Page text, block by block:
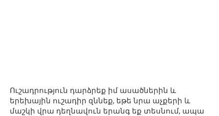
Ուշադրություն դարձրեք իմ ասածներին և
երեխային ուշադիր զննեք, եթե նրա աչքերի և
մաշկի վրա դեղնավուն երանգ եք տեսնում, ապա